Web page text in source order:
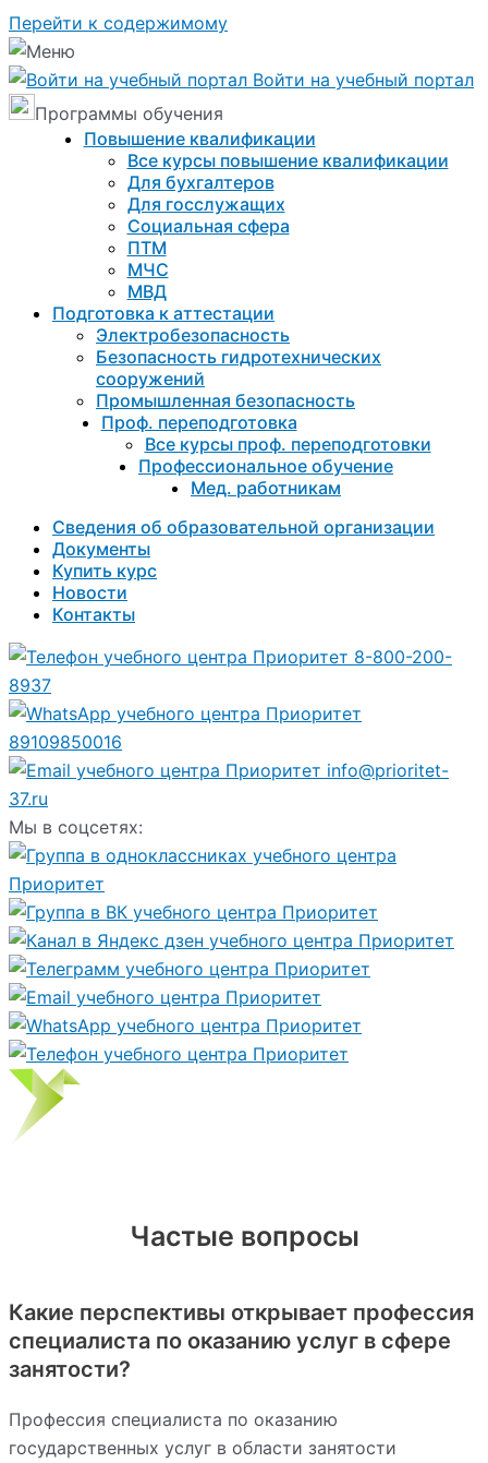
Перейти к содержимому
Войти на учебный портал
Программы обучения
Повышение квалификации
Все курсы повышение квалификации
Для бухгалтеров
Для госслужащих
Социальная сфера
ПТМ
МЧС
МВД
Подготовка к aттестации
Электробезопасность
Безопасность гидротехнических
сооружений
Промышленная безопасность
Проф. переподготовка
Все курсы проф. переподготовки
Профессиональное обучение
Мед. работникам
Сведения об образовательной организации
Документы
Купить курс
Новости
Контакты
8-800-200-
8937
89109850016
info@prioritet-
37.ru
Мы в соцсетях:
Частые вопросы
Какие перспективы открывает профессия
специалиста по оказанию услуг в сфере
занятости?
Профессия специалиста по оказанию
государственных услуг в области занятости